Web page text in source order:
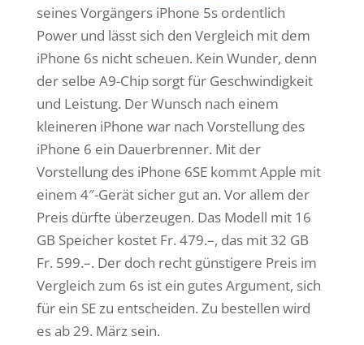
seines Vorgängers iPhone 5s ordentlich
Power und lässt sich den Vergleich mit dem
iPhone 6s nicht scheuen. Kein Wunder, denn
der selbe A9-Chip sorgt für Geschwindigkeit
und Leistung. Der Wunsch nach einem
kleineren iPhone war nach Vorstellung des
iPhone 6 ein Dauerbrenner. Mit der
Vorstellung des iPhone 6SE kommt Apple mit
einem 4″-Gerät sicher gut an. Vor allem der
Preis dürfte überzeugen. Das Modell mit 16
GB Speicher kostet Fr. 479.–, das mit 32 GB
Fr. 599.–. Der doch recht günstigere Preis im
Vergleich zum 6s ist ein gutes Argument, sich
für ein SE zu entscheiden. Zu bestellen wird
es ab 29. März sein.